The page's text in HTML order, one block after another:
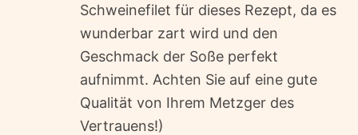
Schweinefilet für dieses Rezept, da es
wunderbar zart wird und den
Geschmack der Soße perfekt
aufnimmt. Achten Sie auf eine gute
Qualität von Ihrem Metzger des
Vertrauens!)